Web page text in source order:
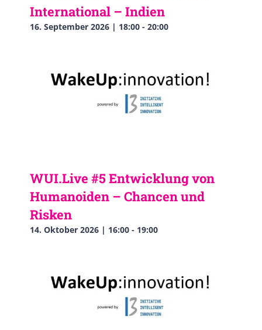
International – Indien
16. September 2026 | 18:00 - 20:00
WUI.Live #5 Entwicklung von
Humanoiden – Chancen und
Risken
14. Oktober 2026 | 16:00 - 19:00